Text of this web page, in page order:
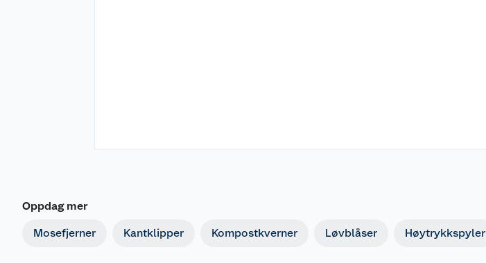
Oppdag mer
Mosefjerner Kantklipper Kompostkverner Løvblåser Høytrykkspyler